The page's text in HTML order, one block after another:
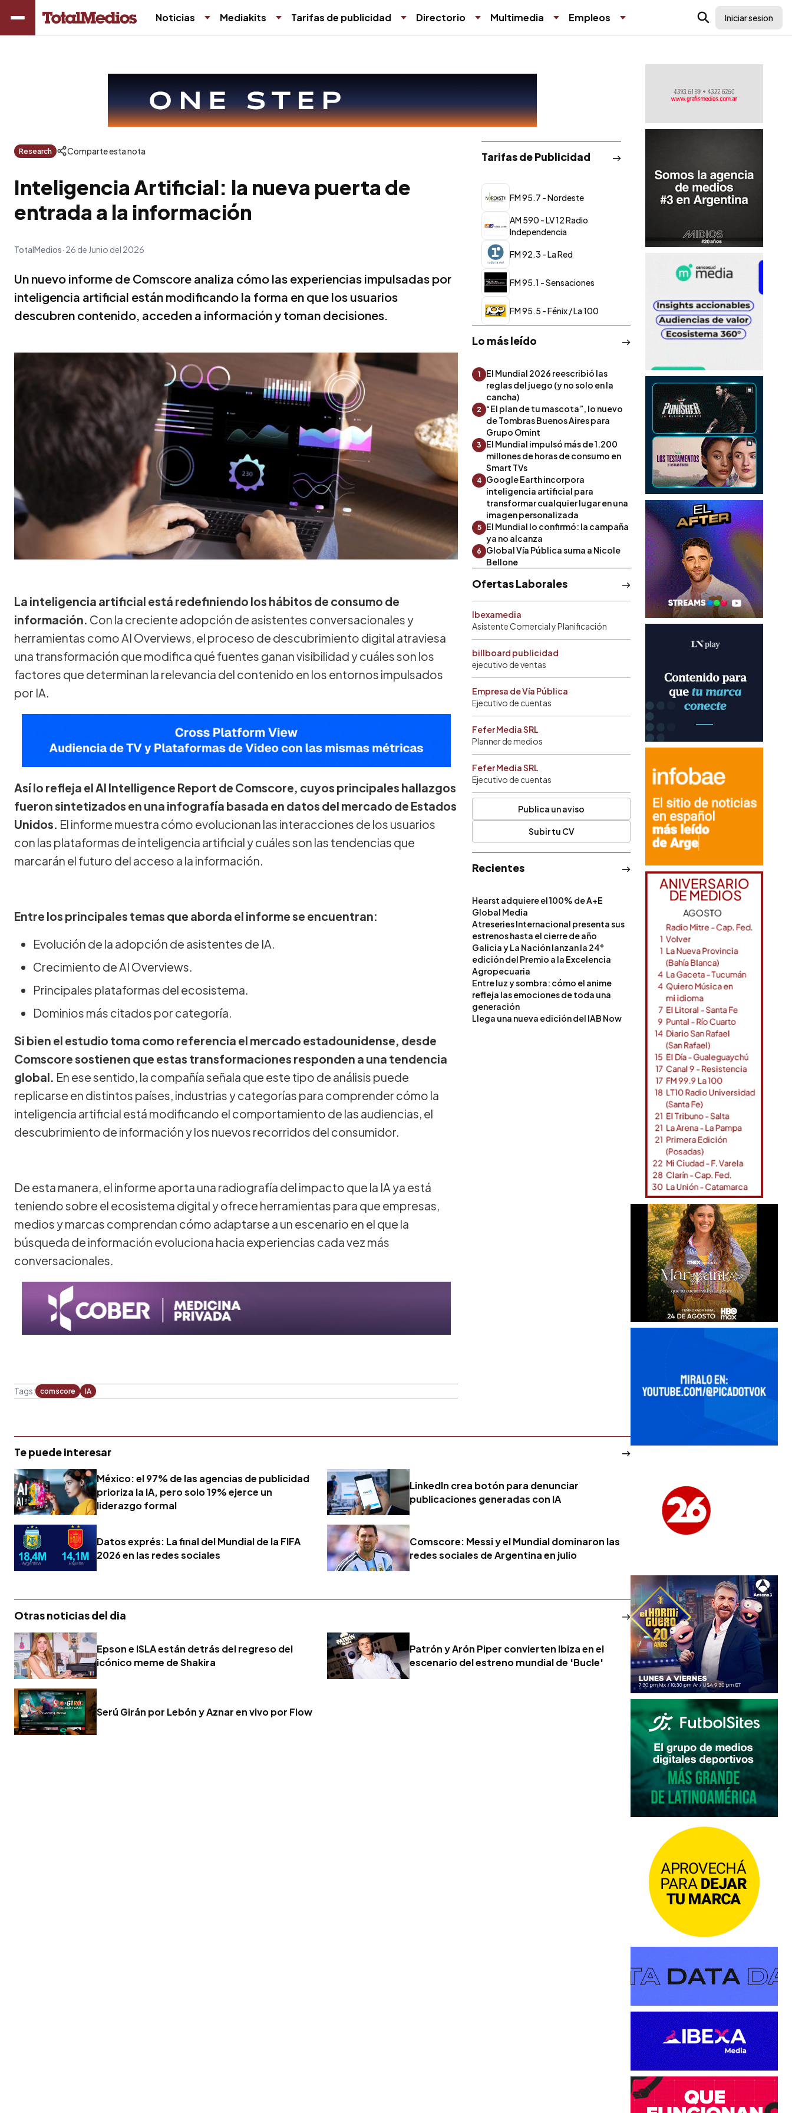
Noticias Mediakits Tarifas de publicidad Directorio Multimedia Empleos Iniciar sesion
Research Comparte esta nota
Inteligencia Artificial: la nueva puerta de
entrada a la información
TotalMedios 26 de Junio del 2026
Un nuevo informe de Comscore analiza cómo las experiencias impulsadas por
inteligencia artificial están modificando la forma en que los usuarios
descubren contenido, acceden a información y toman decisiones.
La inteligencia artificial está redefiniendo los hábitos de consumo de
información. Con la creciente adopción de asistentes conversacionales y
herramientas como AI Overviews, el proceso de descubrimiento digital atraviesa
una transformación que modifica qué fuentes ganan visibilidad y cuáles son los
factores que determinan la relevancia del contenido en los entornos impulsados
por IA.
Así lo refleja el AI Intelligence Report de Comscore, cuyos principales hallazgos
fueron sintetizados en una infografía basada en datos del mercado de Estados
Unidos. El informe muestra cómo evolucionan las interacciones de los usuarios
con las plataformas de inteligencia artificial y cuáles son las tendencias que
marcarán el futuro del acceso a la información.
Entre los principales temas que aborda el informe se encuentran:
Evolución de la adopción de asistentes de IA.
Crecimiento de AI Overviews.
Principales plataformas del ecosistema.
Dominios más citados por categoría.
Si bien el estudio toma como referencia el mercado estadounidense, desde
Comscore sostienen que estas transformaciones responden a una tendencia
global. En ese sentido, la compañía señala que este tipo de análisis puede
replicarse en distintos países, industrias y categorías para comprender cómo la
inteligencia artificial está modificando el comportamiento de las audiencias, el
descubrimiento de información y los nuevos recorridos del consumidor.
De esta manera, el informe aporta una radiografía del impacto que la IA ya está
teniendo sobre el ecosistema digital y ofrece herramientas para que empresas,
medios y marcas comprendan cómo adaptarse a un escenario en el que la
búsqueda de información evoluciona hacia experiencias cada vez más
conversacionales.
Tags: comscore IA
Tarifas de Publicidad
FM 95.7 - Nordeste
AM 590 - LV 12 Radio
Independencia
FM 92.3 - La Red
FM 95.1 - Sensaciones
FM 95.5 - Fénix / La 100
Lo más leído
1
El Mundial 2026 reescribió las
reglas del juego (y no solo en la
cancha)
2
“El plan de tu mascota”, lo nuevo
de Tombras Buenos Aires para
Grupo Omint
3
El Mundial impulsó más de 1.200
millones de horas de consumo en
Smart TVs
4 Google Earth incorpora
inteligencia artificial para
transformar cualquier lugar en una
imagen personalizada
5
El Mundial lo confirmó: la campaña
ya no alcanza
6
Global Vía Pública suma a Nicole
Bellone
Ofertas Laborales
Ibexamedia
Asistente Comercial y Planificación
billboard publicidad
ejecutivo de ventas
Empresa de Vía Pública
Ejecutivo de cuentas
Fefer Media SRL
Planner de medios
Fefer Media SRL
Ejecutivo de cuentas
Publica un aviso
Subir tu CV
Recientes
Hearst adquiere el 100% de A+E
Global Media
Atreseries Internacional presenta sus
estrenos hasta el cierre de año
Galicia y La Nación lanzan la 24°
edición del Premio a la Excelencia
Agropecuaria
Entre luz y sombra: cómo el anime
refleja las emociones de toda una
generación
Llega una nueva edición del IAB Now
Te puede interesar
México: el 97% de las agencias de publicidad
prioriza la IA, pero solo 19% ejerce un
liderazgo formal
LinkedIn crea botón para denunciar
publicaciones generadas con IA
Datos exprés: La final del Mundial de la FIFA
2026 en las redes sociales
Comscore: Messi y el Mundial dominaron las
redes sociales de Argentina en julio
Otras noticias del dia
Epson e ISLA están detrás del regreso del
icónico meme de Shakira
Patrón y Arón Piper convierten Ibiza en el
escenario del estreno mundial de 'Bucle'
Serú Girán por Lebón y Aznar en vivo por Flow